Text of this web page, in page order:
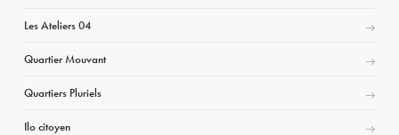
Les Ateliers 04
Quartier Mouvant
Quartiers Pluriels
Ilo citoyen